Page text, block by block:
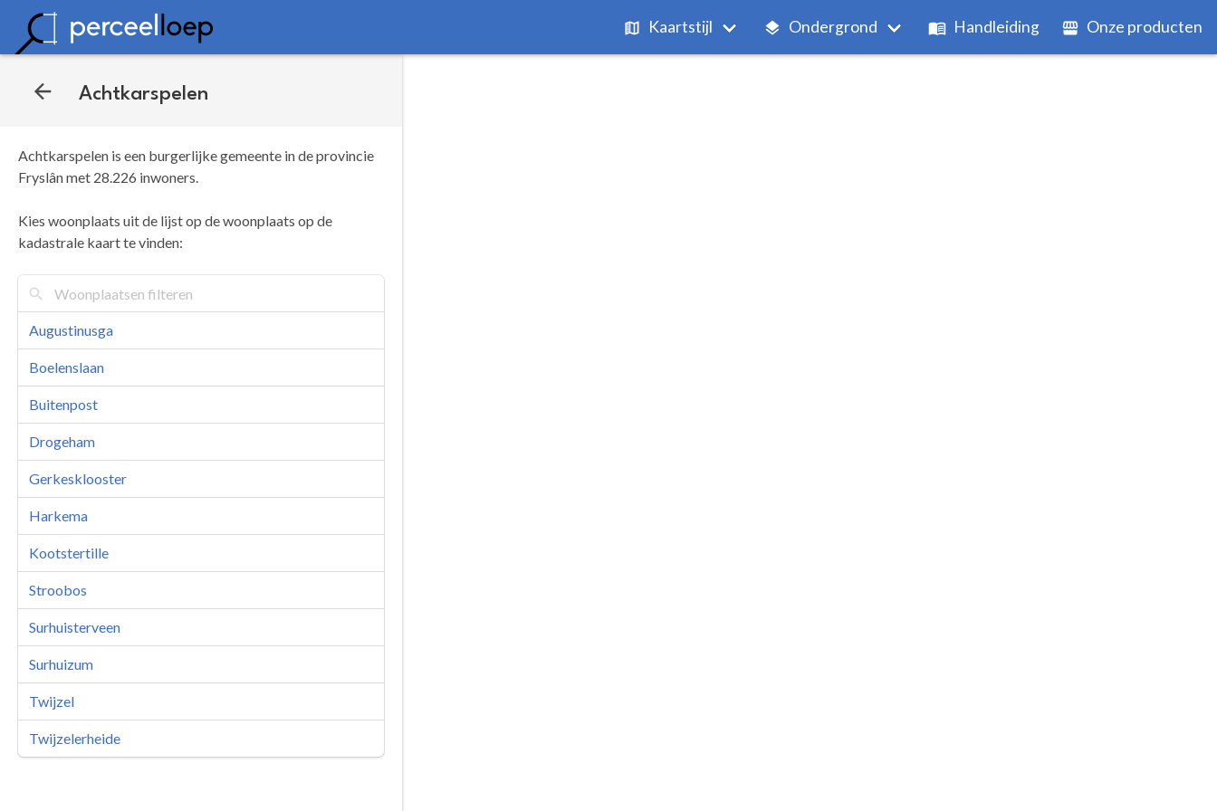
Kaartstijl Ondergrond Handleiding Onze producten
Achtkarspelen
Achtkarspelen is een burgerlijke gemeente in de provincie
Fryslân met 28.226 inwoners.
Kies woonplaats uit de lijst op de woonplaats op de
kadastrale kaart te vinden:
Augustinusga
Boelenslaan
Buitenpost
Drogeham
Gerkesklooster
Harkema
Kootstertille
Stroobos
Surhuisterveen
Surhuizum
Twijzel
Twijzelerheide